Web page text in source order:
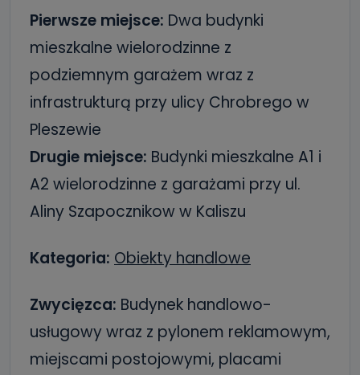
Pierwsze miejsce: Dwa budynki
mieszkalne wielorodzinne z
podziemnym garażem wraz z
infrastrukturą przy ulicy Chrobrego w
Pleszewie
Drugie miejsce: Budynki mieszkalne A1 i
A2 wielorodzinne z garażami przy ul.
Aliny Szapocznikow w Kaliszu
Kategoria: Obiekty handlowe
Zwycięzca: Budynek handlowo-
usługowy wraz z pylonem reklamowym,
miejscami postojowymi, placami